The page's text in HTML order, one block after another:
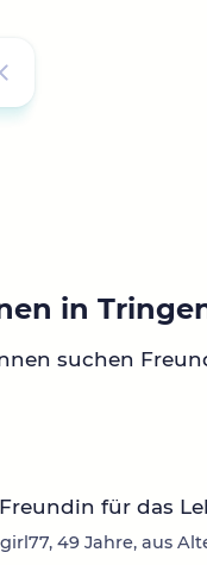
in
suchen
für das
49 Jahre, aus